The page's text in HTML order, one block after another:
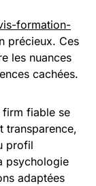
formation-
précieux. Ces
les nuances
cachées.
firm fiable se
transparence,
profil
psychologie
adaptées